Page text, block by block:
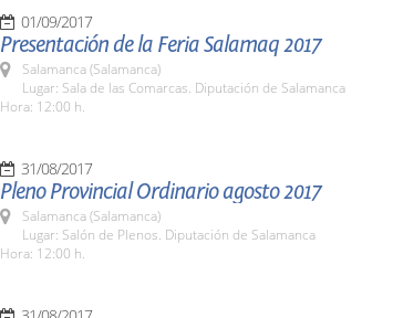
01/09/2017
Presentación de la Feria Salamaq 2017
Salamanca (Salamanca)
Lugar: Sala de las Comarcas. Diputación de Salamanca
Hora: 12:00 h.
31/08/2017
Pleno Provincial Ordinario agosto 2017
Salamanca (Salamanca)
Lugar: Salón de Plenos. Diputación de Salamanca
Hora: 12:00 h.